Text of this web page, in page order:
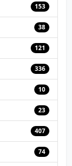
153
38
121
336
10
23
407
74